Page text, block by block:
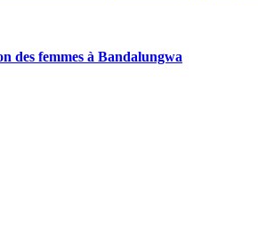
des femmes à Bandalungwa